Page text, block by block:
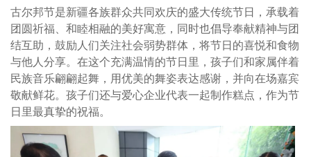
古尔邦节是新疆各族群众共同欢庆的盛大传统节日，承载着
团圆祈福、和睦相融的美好寓意，同时也倡导奉献精神与团
结互助，鼓励人们关注社会弱势群体，将节日的喜悦和食物
与他人分享。在这个充满温情的节日里，孩子们和家属伴着
民族音乐翩翩起舞，用优美的舞姿表达感谢，并向在场嘉宾
敬献鲜花。孩子们还与爱心企业代表一起制作糕点，作为节
日里最真挚的祝福。